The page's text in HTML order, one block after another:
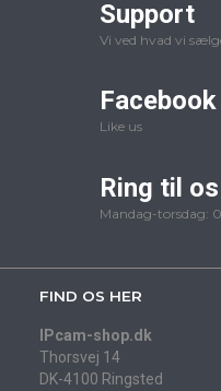
Support
Vi ved hvad vi
Facebook
Like us
Ring til
Mandag-torsdag:
FIND OS HER
IPcam-shop.dk
Thorsvej 14
DK-4100 Ringsted